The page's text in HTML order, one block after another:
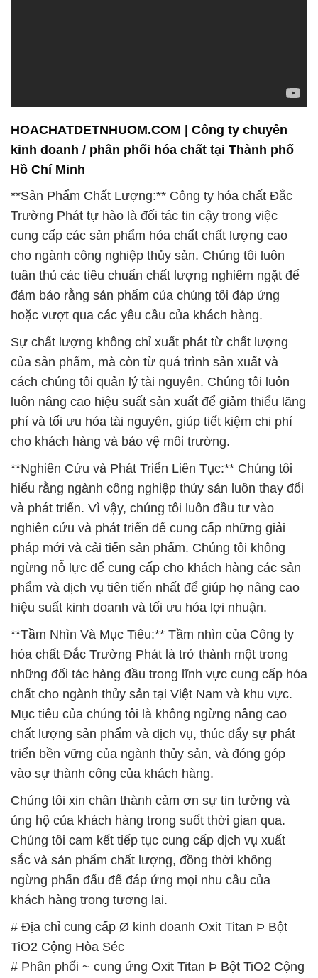
HOACHATDETNHUOM.COM | Công ty chuyên
kinh doanh / phân phối hóa chất tại Thành phố
Hồ Chí Minh
**Sản Phẩm Chất Lượng:** Công ty hóa chất Đắc
Trường Phát tự hào là đối tác tin cậy trong việc
cung cấp các sản phẩm hóa chất chất lượng cao
cho ngành công nghiệp thủy sản. Chúng tôi luôn
tuân thủ các tiêu chuẩn chất lượng nghiêm ngặt để
đảm bảo rằng sản phẩm của chúng tôi đáp ứng
hoặc vượt qua các yêu cầu của khách hàng.
Sự chất lượng không chỉ xuất phát từ chất lượng
của sản phẩm, mà còn từ quá trình sản xuất và
cách chúng tôi quản lý tài nguyên. Chúng tôi luôn
luôn nâng cao hiệu suất sản xuất để giảm thiểu lãng
phí và tối ưu hóa tài nguyên, giúp tiết kiệm chi phí
cho khách hàng và bảo vệ môi trường.
**Nghiên Cứu và Phát Triển Liên Tục:** Chúng tôi
hiểu rằng ngành công nghiệp thủy sản luôn thay đổi
và phát triển. Vì vậy, chúng tôi luôn đầu tư vào
nghiên cứu và phát triển để cung cấp những giải
pháp mới và cải tiến sản phẩm. Chúng tôi không
ngừng nỗ lực để cung cấp cho khách hàng các sản
phẩm và dịch vụ tiên tiến nhất để giúp họ nâng cao
hiệu suất kinh doanh và tối ưu hóa lợi nhuận.
**Tầm Nhìn Và Mục Tiêu:** Tầm nhìn của Công ty
hóa chất Đắc Trường Phát là trở thành một trong
những đối tác hàng đầu trong lĩnh vực cung cấp hóa
chất cho ngành thủy sản tại Việt Nam và khu vực.
Mục tiêu của chúng tôi là không ngừng nâng cao
chất lượng sản phẩm và dịch vụ, thúc đẩy sự phát
triển bền vững của ngành thủy sản, và đóng góp
vào sự thành công của khách hàng.
Chúng tôi xin chân thành cảm ơn sự tin tưởng và
ủng hộ của khách hàng trong suốt thời gian qua.
Chúng tôi cam kết tiếp tục cung cấp dịch vụ xuất
sắc và sản phẩm chất lượng, đồng thời không
ngừng phấn đấu để đáp ứng mọi nhu cầu của
khách hàng trong tương lai.
# Địa chỉ cung cấp Ø kinh doanh Oxit Titan Þ Bột
TiO2 Cộng Hòa Séc
# Phân phối ~ cung ứng Oxit Titan Þ Bột TiO2 Cộng